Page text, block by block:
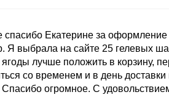
спасибо Екатерине за
Я выбрала на сайте 25 гелевых
лучше положить в корзину,
со временем и в день
огромное. С